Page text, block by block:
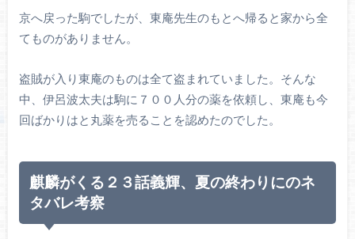
京へ戻った駒でしたが、東庵先生のもとへ帰ると家から全
てものがありません。
盗賊が入り東庵のものは全て盗まれていました。そんな
中、伊呂波太夫は駒に７００人分の薬を依頼し、東庵も今
回ばかりはと丸薬を売ることを認めたのでした。
麒麟がくる２３話義輝、夏の終わりにのネ
タバレ考察